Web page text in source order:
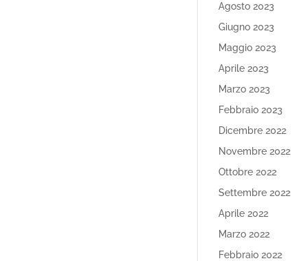
Agosto 2023
Giugno 2023
Maggio 2023
Aprile 2023
Marzo 2023
Febbraio 2023
Dicembre 2022
Novembre 2022
Ottobre 2022
Settembre 2022
Aprile 2022
Marzo 2022
Febbraio 2022